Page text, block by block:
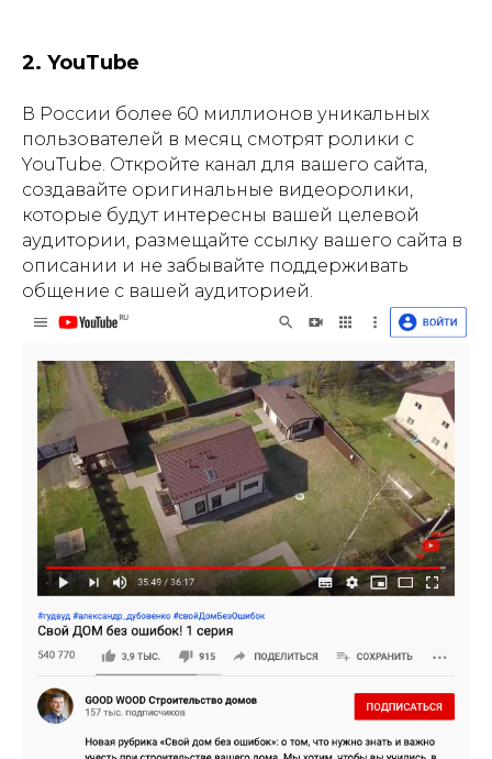
2. YouTube
В России более 60 миллионов уникальных
пользователей в месяц смотрят ролики с
YouTube. Откройте канал для вашего сайта,
создавайте оригинальные видеоролики,
которые будут интересны вашей целевой
аудитории, размещайте ссылку вашего сайта в
описании и не забывайте поддерживать
общение с вашей аудиторией.